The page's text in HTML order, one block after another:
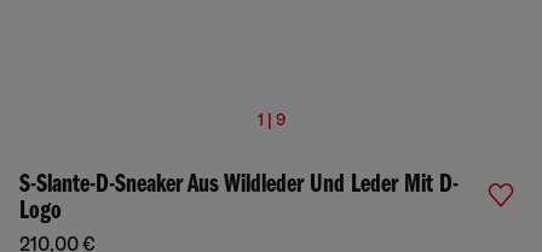
1 | 9
S-Slante-D-Sneaker Aus Wildleder Und Leder Mit D-
Logo
210,00 €